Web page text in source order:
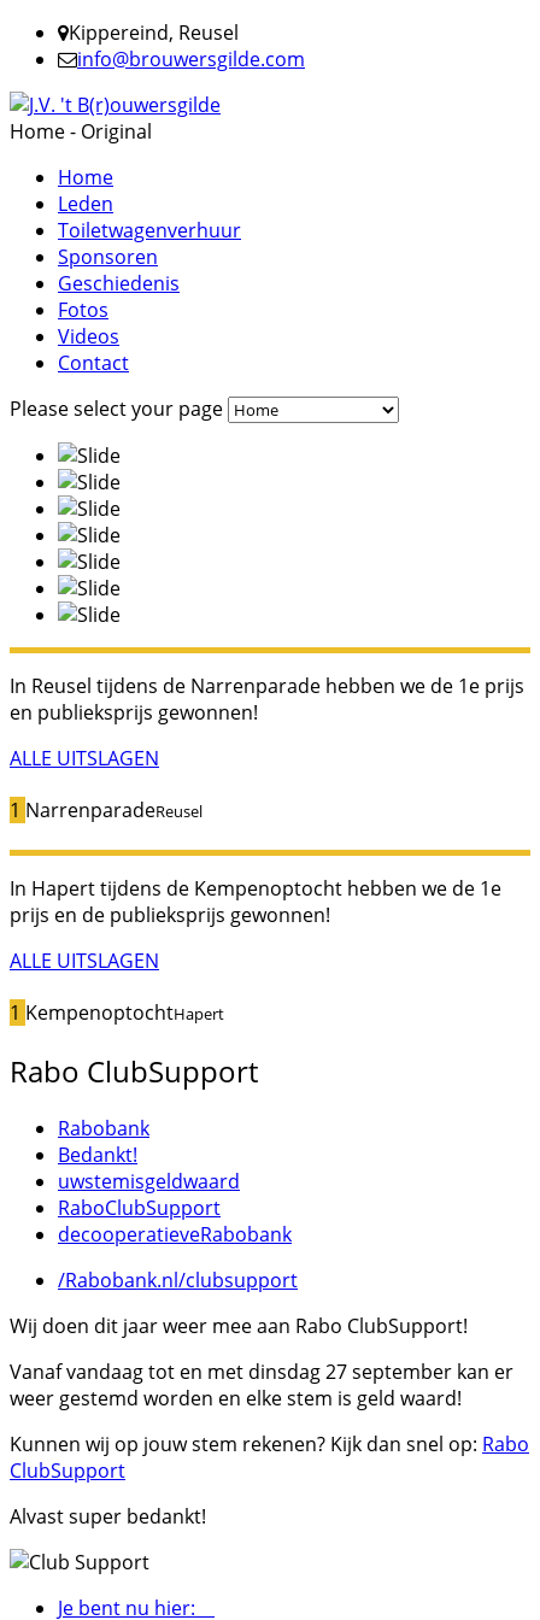
Kippereind, Reusel
info@brouwersgilde.com
Home - Original
Home
Leden
Toiletwagenverhuur
Sponsoren
Geschiedenis
Fotos
Videos
Contact
Please select your page
In Reusel tijdens de Narrenparade hebben we de 1e prijs
en publieksprijs gewonnen!
ALLE UITSLAGEN
1 NarrenparadeReusel
In Hapert tijdens de Kempenoptocht hebben we de 1e
prijs en de publieksprijs gewonnen!
ALLE UITSLAGEN
1 KempenoptochtHapert
Rabo ClubSupport
Rabobank
Bedankt!
uwstemisgeldwaard
RaboClubSupport
decooperatieveRabobank
/Rabobank.nl/clubsupport
Wij doen dit jaar weer mee aan Rabo ClubSupport!
Vanaf vandaag tot en met dinsdag 27 september kan er
weer gestemd worden en elke stem is geld waard!
Kunnen wij op jouw stem rekenen? Kijk dan snel op: Rabo
ClubSupport
Alvast super bedankt!
Je bent nu hier: